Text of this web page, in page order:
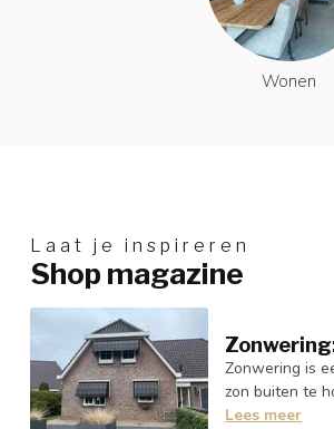
Wonen
Laat je inspireren
Shop magazine
Zonwering is
zon buiten te
Lees meer